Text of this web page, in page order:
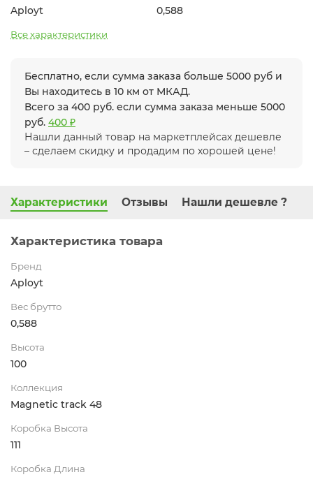
Aployt 0,588
Все характеристики
Бесплатно, если сумма заказа больше 5000 руб и
Вы находитесь в 10 км от МКАД.
Всего за 400 руб. если сумма заказа меньше 5000
руб. 400 ₽
Нашли данный товар на маркетплейсах дешевле
– сделаем скидку и продадим по хорошей цене!
Характеристики Отзывы Нашли дешевле ?
Характеристика товара
Бренд
Aployt
Вес брутто
0,588
Высота
100
Коллекция
Magnetic track 48
Коробка Высота
111
Коробка Длина